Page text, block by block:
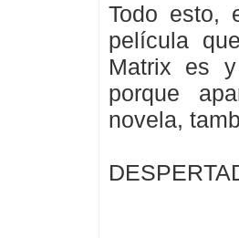
Todo esto,
película
Matrix es
porque
novela,